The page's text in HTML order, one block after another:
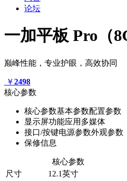
论坛
一加平板 Pro（
巅峰性能，专业护眼，高效协同
￥2498
核心参数
核心参数基本参数配置参数
显示屏功能应用 多媒体
接口/按键电源参数外观参数
保修信息
核心参数
尺寸
12.1英寸